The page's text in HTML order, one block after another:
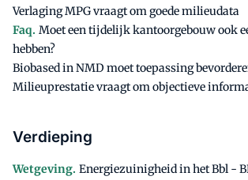
Verlaging MPG vraagt om goede milieudata
Faq. Moet een tijdelijk kantoorgebouw ook
hebben?
Biobased in NMD moet toepassing
Milieuprestatie vraagt om objectieve
Verdieping
Wetgeving. Energiezuinigheid in het Bbl -